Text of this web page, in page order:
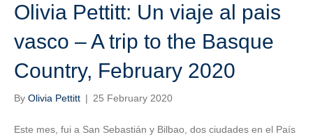
Olivia Pettitt: Un viaje al pais
vasco – A trip to the Basque
Country, February 2020
By Olivia Pettitt | 25 February 2020
Este mes, fui a San Sebastián y Bilbao, dos ciudades en el País